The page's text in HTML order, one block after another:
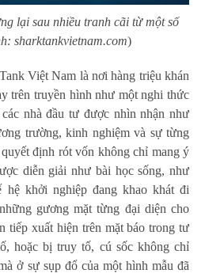
lại sau nhiều tranh cãi từ một số
sharktankvietnam.com)
Việt Nam là nơi hàng triệu khán
trên truyền hình như một nghi thức
nhà đầu tư được nhìn nhận như
trường, kinh nghiệm và sự từng
định rót vốn không chỉ mang ý
diễn giải như bài học sống, như
khởi nghiệp đang khao khát đi
gương mặt từng đại diện cho
tiếp xuất hiện trên mặt báo trong tư
hoặc bị truy tố, cú sốc không chỉ
ở sự sụp đổ của một hình mẫu đã